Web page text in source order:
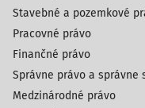
Stavebné a pozemkové
Pracovné právo
Finančné právo
Správne právo a správne
Medzinárodné právo